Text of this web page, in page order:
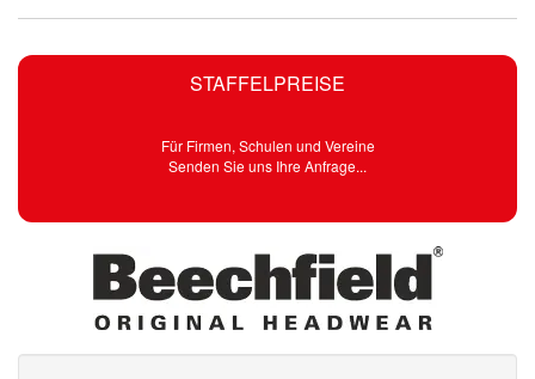
STAFFELPREISE
Für Firmen, Schulen und Vereine
Senden Sie uns Ihre Anfrage...